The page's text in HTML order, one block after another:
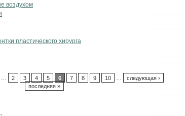
воздухом
пластического хирурга
2 3 4 5 6 7 8 9 10
следующая ›
последняя »